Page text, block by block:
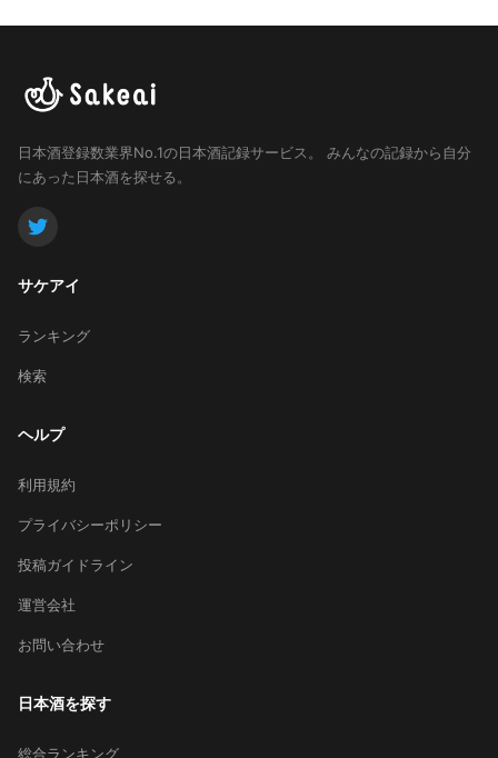
日本酒登録数業界No.1の日本酒記録サービス。
みんなの記録から自分
にあった日本酒を探せる。
サケアイ
ランキング
検索
ヘルプ
利用規約
プライバシーポリシー
投稿ガイドライン
運営会社
お問い合わせ
日本酒を探す
総合ランキング